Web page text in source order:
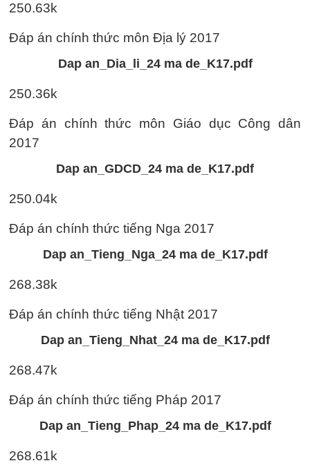
250.63k
Đáp án chính thức môn Địa lý 2017
Dap an_Dia_li_24 ma de_K17.pdf
250.36k
Đáp án chính thức môn Giáo dục Công dân
2017
Dap an_GDCD_24 ma de_K17.pdf
250.04k
Đáp án chính thức tiếng Nga 2017
Dap an_Tieng_Nga_24 ma de_K17.pdf
268.38k
Đáp án chính thức tiếng Nhật 2017
Dap an_Tieng_Nhat_24 ma de_K17.pdf
268.47k
Đáp án chính thức tiếng Pháp 2017
Dap an_Tieng_Phap_24 ma de_K17.pdf
268.61k